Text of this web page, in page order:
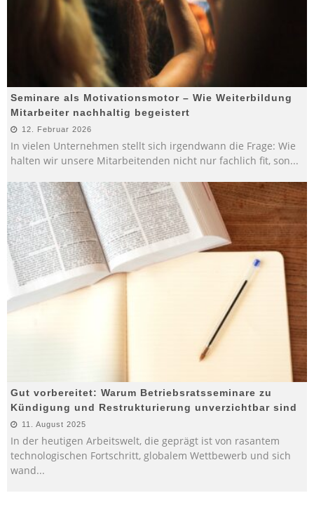
Seminare als Motivationsmotor – Wie Weiterbildung
Mitarbeiter nachhaltig begeistert
12. Februar 2026
In vielen Unternehmen stellt sich irgendwann die Frage: Wie
halten wir unsere Mitarbeitenden nicht nur fachlich fit, son...
Gut vorbereitet: Warum Betriebsratsseminare zu
Kündigung und Restrukturierung unverzichtbar sind
11. August 2025
In der heutigen Arbeitswelt, die geprägt ist von rasantem
technologischen Fortschritt, globalem Wettbewerb und sich
wand...